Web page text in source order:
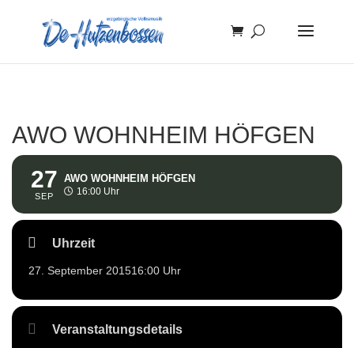
AWO WOHNHEIM HÖFGEN
27
SEP
AWO WOHNHEIM HÖFGEN
16:00 Uhr
Uhrzeit
27. September 201516:00 Uhr
Veranstaltungsdetails